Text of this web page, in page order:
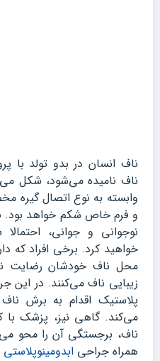
ناف انسان در بدو تولد
ناف نامیده می‌شود، شکل
وابسته به نوع اتصال
و فرم خاص شکم خواهد بود.
نوجوانی و جوانی،
خواهید کرد. برخی افراد که
محل ناف خودشان رضایت
زیبایی ناف می‌کنند. در
پلاستیک اقدام به برش
می‌کند. گاهی نیز، پزشک با
ناف، برجستگی آن را محو
همراه جراحیابدومینوپلاستی